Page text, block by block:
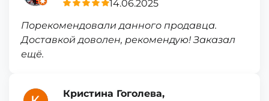
14.06.2025
Порекомендовали данного продавца.
Доставкой доволен, рекомендую! Заказал
ещё.
Кристина Гоголева,